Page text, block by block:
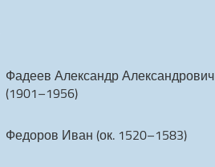
Фадеев Александр Александрович
(1901–1956)
Федоров Иван (ок. 1520–1583)